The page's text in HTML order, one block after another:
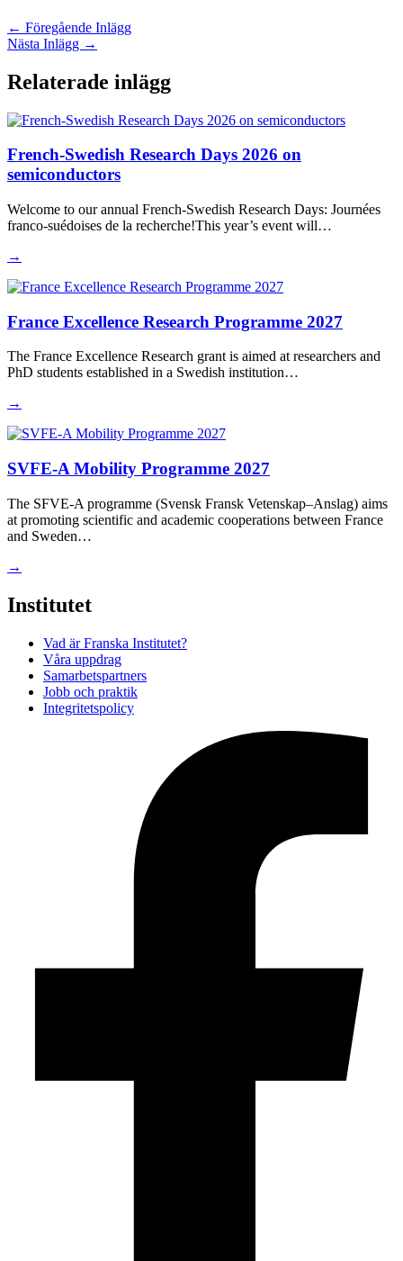
← Föregående Inlägg
Nästa Inlägg →
Relaterade inlägg
French-Swedish Research Days 2026 on
semiconductors
Welcome to our annual French-Swedish Research Days: Journées
franco-suédoises de la recherche!This year’s event will…
→
France Excellence Research Programme 2027
The France Excellence Research grant is aimed at researchers and
PhD students established in a Swedish institution…
→
SVFE-A Mobility Programme 2027
The SFVE-A programme (Svensk Fransk Vetenskap–Anslag) aims
at promoting scientific and academic cooperations between France
and Sweden…
→
Institutet
Vad är Franska Institutet?
Våra uppdrag
Samarbetspartners
Jobb och praktik
Integritetspolicy